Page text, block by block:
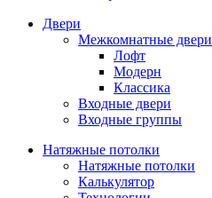
Двери
Межкомнатные двери
Лофт
Модерн
Классика
Входные двери
Входные группы
Натяжные потолки
Натяжные потолки
Калькулятор